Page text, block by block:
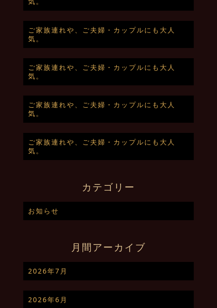
ご家族連れや、ご夫婦・カップルにも大人
気。
ご家族連れや、ご夫婦・カップルにも大人
気。
ご家族連れや、ご夫婦・カップルにも大人
気。
ご家族連れや、ご夫婦・カップルにも大人
気。
カテゴリー
お知らせ
月間アーカイブ
2026年7月
2026年6月